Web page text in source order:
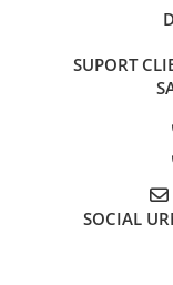
Imbracaminte,
SUPORT
SOCIAL